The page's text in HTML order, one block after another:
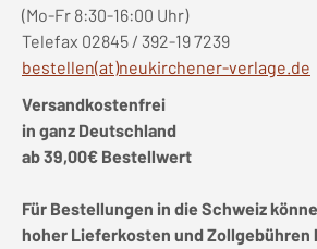
(Mo-Fr 8:30-16:00 Uhr)
Telefax 02845 / 392-19 7239
bestellen(at)neukirchener-verlage.de
Versandkostenfrei
in ganz Deutschland
ab 39,00€ Bestellwert
Für Bestellungen in die Schweiz
hoher Lieferkosten und Zollgebühren